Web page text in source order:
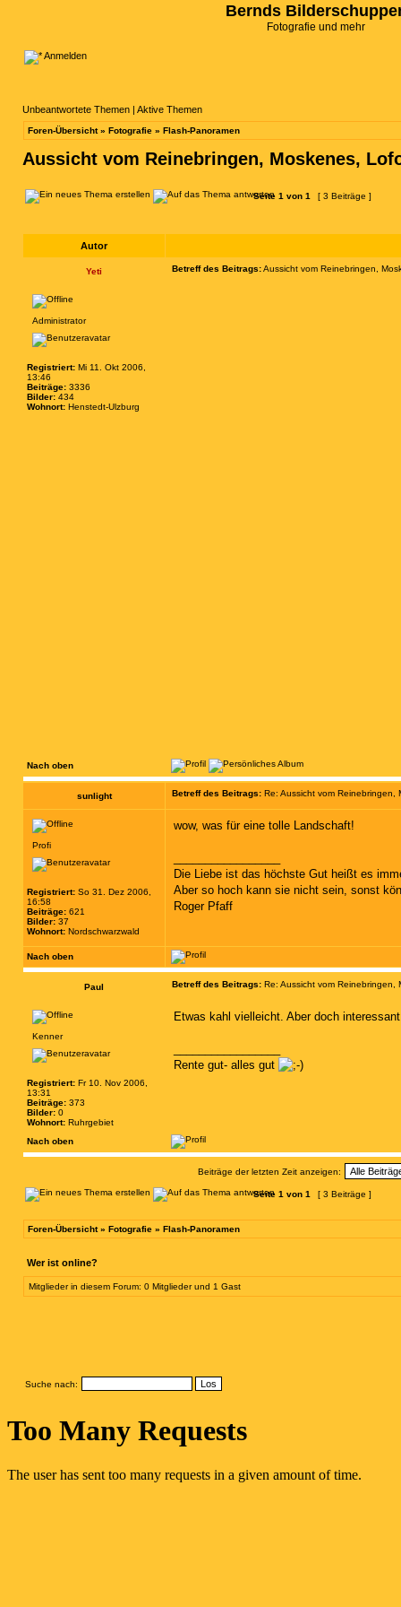
Bernds
Fotografie und mehr
Anmelden
Unbeantwortete Themen | Aktive Themen
Foren-Übersicht» Fotografie » Flash-Panoramen
Aussicht vom Reinebringen, Moskenes,
Seite 1 von 1 [ 3 Beiträge ]
Autor
Yeti Betreff des Beitrags:Aussicht vom Reinebringen,
Administrator
Registriert: Mi 11. Okt 2006,
13:46
Beiträge: 3336
Bilder: 434
Wohnort: Henstedt-Ulzburg
Nach oben
sunlight Betreff des Beitrags: Re: Aussicht vom
Profi
Registriert: So 31. Dez 2006,
16:58
Beiträge: 621
Bilder: 37
Wohnort: Nordschwarzwald
wow, was für eine tolle Landschaft!
Die Liebe ist das höchste Gut heißt es
Aber so hoch kann sie nicht sein, sonst
Roger Pfaff
Nach oben
Paul Betreff des Beitrags: Re: Aussicht vom
Kenner
Registriert: Fr 10. Nov 2006,
13:31
Beiträge: 373
Bilder: 0
Wohnort: Ruhrgebiet
Etwas kahl vielleicht. Aber doch
Rente gut- alles gut
Nach oben
Beiträge der letzten Zeit anzeigen:
Seite 1 von 1 [ 3 Beiträge ]
Foren-Übersicht» Fotografie » Flash-Panoramen
Wer ist online?
Mitglieder in diesem Forum: 0 Mitglieder und 1 Gast
Suche nach: